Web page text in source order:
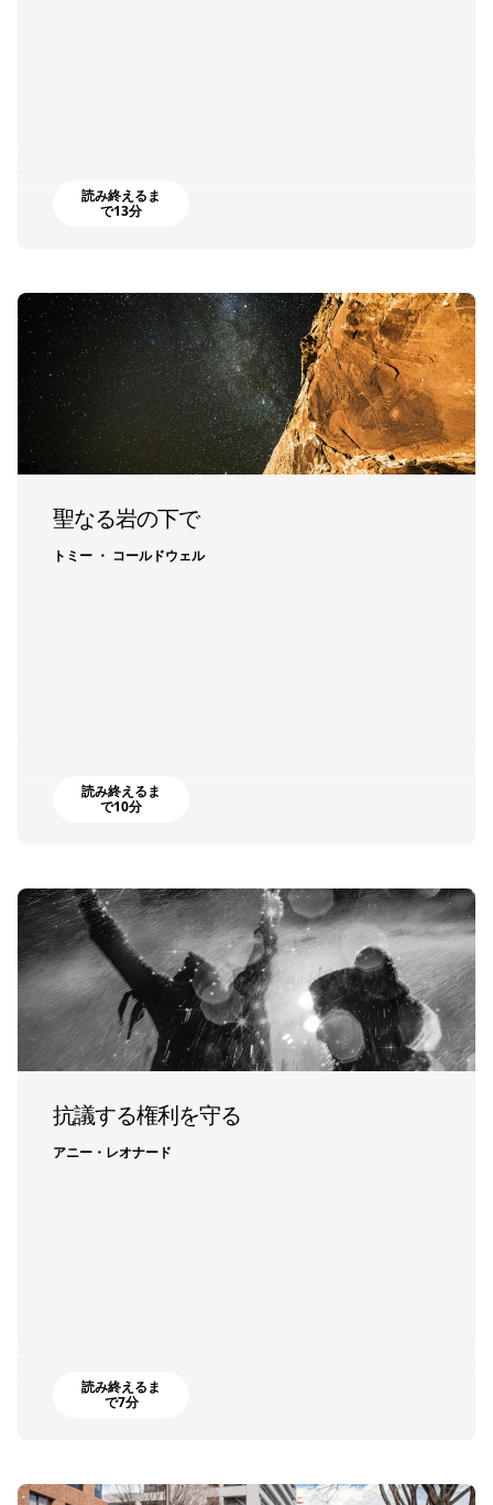
読み終えるま
で13分
聖なる岩の下で
トミー ・ コールドウェル
読み終えるま
で10分
抗議する権利を守る
アニー・レオナード
読み終えるま
で7分